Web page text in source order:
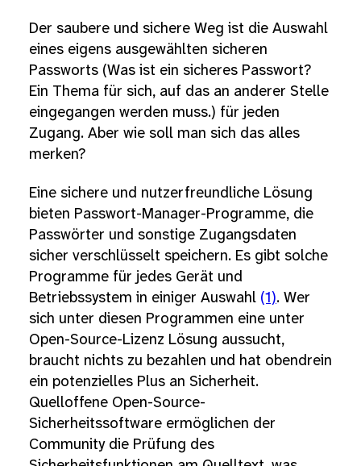
Der saubere und sichere Weg ist die Auswahl
eines eigens ausgewählten sicheren
Passworts (Was ist ein sicheres Passwort?
Ein Thema für sich, auf das an anderer Stelle
eingegangen werden muss.) für jeden
Zugang. Aber wie soll man sich das alles
merken?
Eine sichere und nutzerfreundliche Lösung
bieten Passwort-Manager-Programme, die
Passwörter und sonstige Zugangsdaten
sicher verschlüsselt speichern. Es gibt solche
Programme für jedes Gerät und
Betriebssystem in einiger Auswahl (1). Wer
sich unter diesen Programmen eine unter
Open-Source-Lizenz Lösung aussucht,
braucht nichts zu bezahlen und hat obendrein
ein potenzielles Plus an Sicherheit.
Quelloffene Open-Source-
Sicherheitssoftware ermöglichen der
Community die Prüfung des